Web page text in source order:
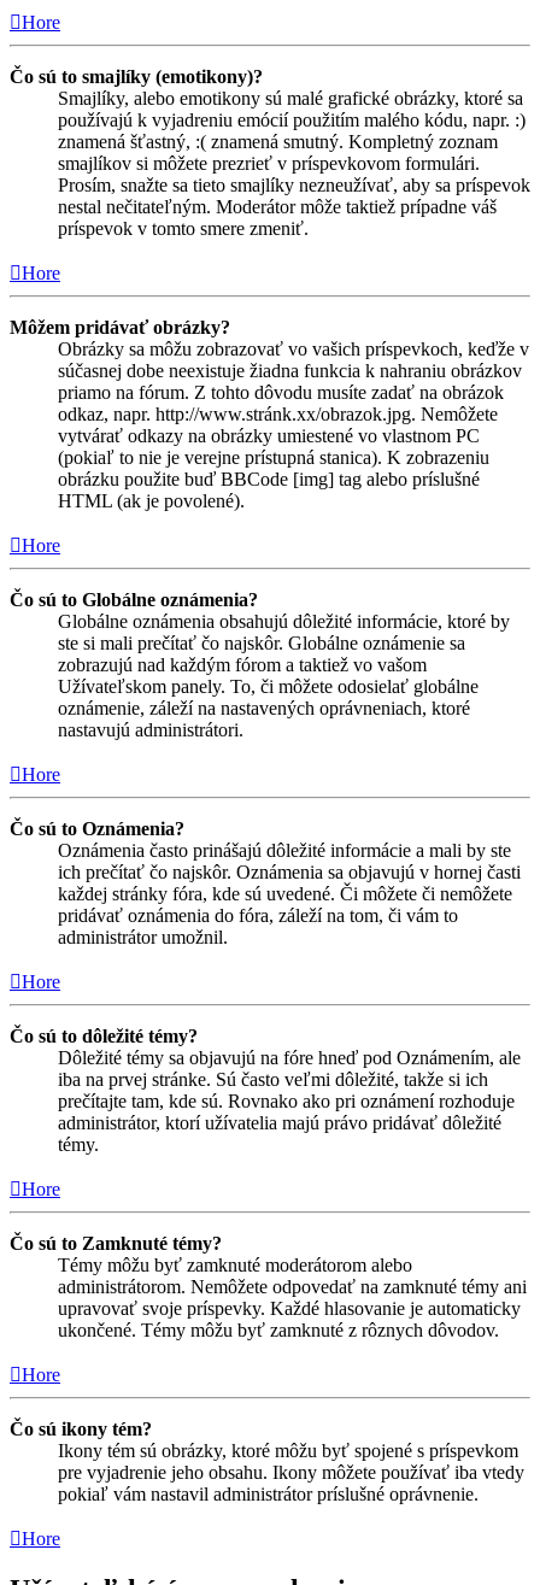
Hore
Čo sú to smajlíky (emotikony)?
Smajlíky, alebo emotikony sú malé grafické obrázky, ktoré sa
používajú k vyjadreniu emócií použitím malého kódu, napr. :)
znamená šťastný, :( znamená smutný. Kompletný zoznam
smajlíkov si môžete prezrieť v príspevkovom formulári.
Prosím, snažte sa tieto smajlíky nezneužívať, aby sa príspevok
nestal nečitateľným. Moderátor môže taktiež prípadne váš
príspevok v tomto smere zmeniť.
Hore
Môžem pridávať obrázky?
Obrázky sa môžu zobrazovať vo vašich príspevkoch, keďže v
súčasnej dobe neexistuje žiadna funkcia k nahraniu obrázkov
priamo na fórum. Z tohto dôvodu musíte zadať na obrázok
odkaz, napr. http://www.stránk.xx/obrazok.jpg. Nemôžete
vytvárať odkazy na obrázky umiestené vo vlastnom PC
(pokiaľ to nie je verejne prístupná stanica). K zobrazeniu
obrázku použite buď BBCode [img] tag alebo príslušné
HTML (ak je povolené).
Hore
Čo sú to Globálne oznámenia?
Globálne oznámenia obsahujú dôležité informácie, ktoré by
ste si mali prečítať čo najskôr. Globálne oznámenie sa
zobrazujú nad každým fórom a taktiež vo vašom
Užívateľskom panely. To, či môžete odosielať globálne
oznámenie, záleží na nastavených oprávneniach, ktoré
nastavujú administrátori.
Hore
Čo sú to Oznámenia?
Oznámenia často prinášajú dôležité informácie a mali by ste
ich prečítať čo najskôr. Oznámenia sa objavujú v hornej časti
každej stránky fóra, kde sú uvedené. Či môžete či nemôžete
pridávať oznámenia do fóra, záleží na tom, či vám to
administrátor umožnil.
Hore
Čo sú to dôležité témy?
Dôležité témy sa objavujú na fóre hneď pod Oznámením, ale
iba na prvej stránke. Sú často veľmi dôležité, takže si ich
prečítajte tam, kde sú. Rovnako ako pri oznámení rozhoduje
administrátor, ktorí užívatelia majú právo pridávať dôležité
témy.
Hore
Čo sú to Zamknuté témy?
Témy môžu byť zamknuté moderátorom alebo
administrátorom. Nemôžete odpovedať na zamknuté témy ani
upravovať svoje príspevky. Každé hlasovanie je automaticky
ukončené. Témy môžu byť zamknuté z rôznych dôvodov.
Hore
Čo sú ikony tém?
Ikony tém sú obrázky, ktoré môžu byť spojené s príspevkom
pre vyjadrenie jeho obsahu. Ikony môžete používať iba vtedy
pokiaľ vám nastavil administrátor príslušné oprávnenie.
Hore